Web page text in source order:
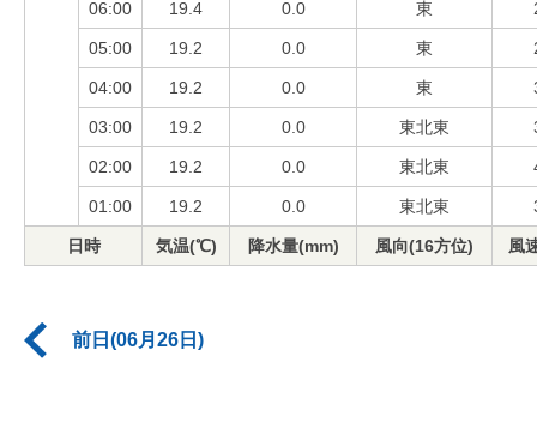
06:00 19.4 0.0 東
05:00 19.2 0.0 東
04:00 19.2 0.0 東
03:00 19.2 0.0 東北東
02:00 19.2 0.0 東北東
01:00 19.2 0.0 東北東
日時 気温(℃) 降水量(mm) 風向(16方位) 風
前日(06月26日)